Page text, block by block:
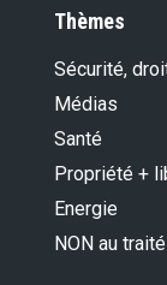
Thèmes
Sécurité,
Médias
Santé
Propriété +
Energie
NON au